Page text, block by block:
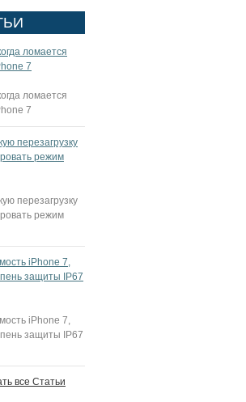
ломается
7
ломается
7
перезагрузку
режим
перезагрузку
режим
iPhone 7,
защиты IP67
iPhone 7,
защиты IP67
все Статьи